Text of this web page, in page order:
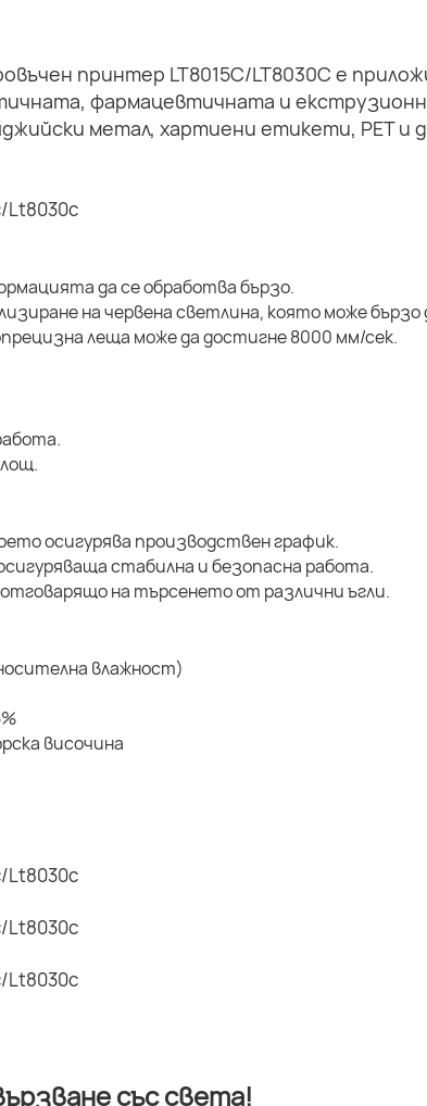
принтер LT8015C/LT8030C е
фармацевтичната и
метал, хартиени етикети, PET и
да се обработва бързо.
на червена светлина, която може бързо
леща може да достигне 8000 мм/сек.
осигурява производствен график.
стабилна и безопасна работа.
на търсенето от различни ъгли.
влажност)
височина
със света!